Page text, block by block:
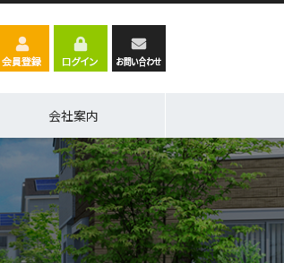
会社案内